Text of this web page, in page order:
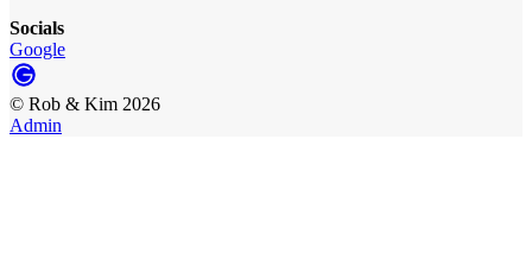
Socials
Google
© Rob & Kim 2026
Admin